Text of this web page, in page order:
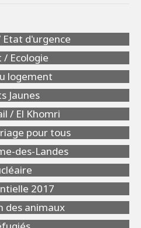
d'urgence
/ Ecologie
logement
Jaunes
/ El Khomri
pour tous
des-Landes
2017
des animaux